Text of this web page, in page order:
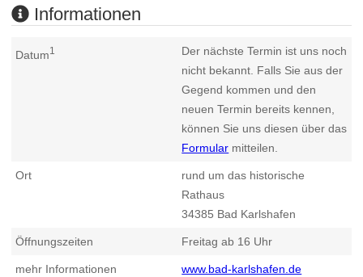
Informationen
Datum1
Der nächste Termin ist uns noch
nicht bekannt. Falls Sie aus der
Gegend kommen und den
neuen Termin bereits kennen,
können Sie uns diesen über das
Formular mitteilen.
Ort
rund um das historische
Rathaus
34385 Bad Karlshafen
Öffnungszeiten Freitag ab 16 Uhr
mehr Informationen www.bad-karlshafen.de